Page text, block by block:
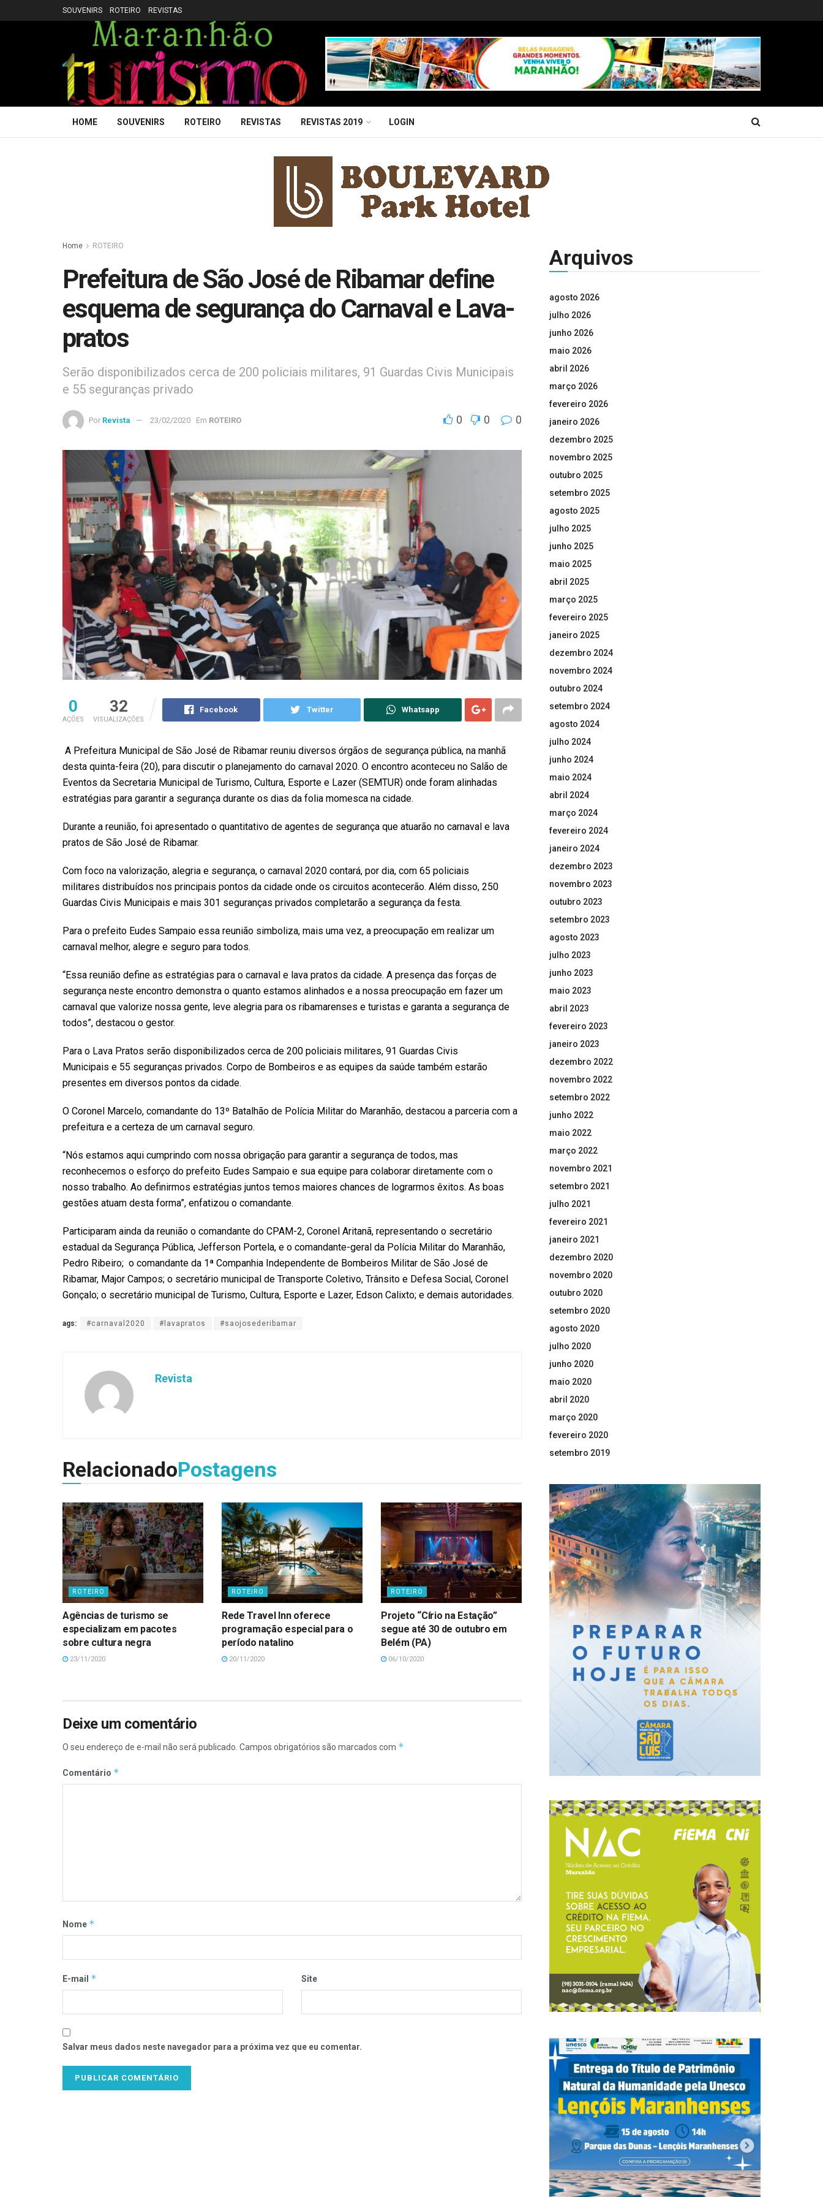
SOUVENIRS ROTEIRO REVISTAS
HOME SOUVENIRS ROTEIRO REVISTAS REVISTAS 2019 LOGIN
Home ROTEIRO
Prefeitura de São José de Ribamar define
esquema de segurança do Carnaval e Lava-
pratos
Serão disponibilizados cerca de 200 policiais militares, 91 Guardas Civis Municipais
e 55 seguranças privado
Por Revista 23/02/2020 Em ROTEIRO 0 0 0
0
AÇÕES
32
VISUALIZAÇÕES
Facebook Twitter Whatsapp
A Prefeitura Municipal de São José de Ribamar reuniu diversos órgãos de segurança pública, na manhã
desta quinta-feira (20), para discutir o planejamento do carnaval 2020. O encontro aconteceu no Salão de
Eventos da Secretaria Municipal de Turismo, Cultura, Esporte e Lazer (SEMTUR) onde foram alinhadas
estratégias para garantir a segurança durante os dias da folia momesca na cidade.
Durante a reunião, foi apresentado o quantitativo de agentes de segurança que atuarão no carnaval e lava
pratos de São José de Ribamar.
Com foco na valorização, alegria e segurança, o carnaval 2020 contará, por dia, com 65 policiais
militares distribuídos nos principais pontos da cidade onde os circuitos acontecerão. Além disso, 250
Guardas Civis Municipais e mais 301 seguranças privados completarão a segurança da festa.
Para o prefeito Eudes Sampaio essa reunião simboliza, mais uma vez, a preocupação em realizar um
carnaval melhor, alegre e seguro para todos.
“Essa reunião define as estratégias para o carnaval e lava pratos da cidade. A presença das forças de
segurança neste encontro demonstra o quanto estamos alinhados e a nossa preocupação em fazer um
carnaval que valorize nossa gente, leve alegria para os ribamarenses e turistas e garanta a segurança de
todos”, destacou o gestor.
Para o Lava Pratos serão disponibilizados cerca de 200 policiais militares, 91 Guardas Civis
Municipais e 55 seguranças privados. Corpo de Bombeiros e as equipes da saúde também estarão
presentes em diversos pontos da cidade.
O Coronel Marcelo, comandante do 13º Batalhão de Polícia Militar do Maranhão, destacou a parceria com a
prefeitura e a certeza de um carnaval seguro.
“Nós estamos aqui cumprindo com nossa obrigação para garantir a segurança de todos, mas
reconhecemos o esforço do prefeito Eudes Sampaio e sua equipe para colaborar diretamente com o
nosso trabalho. Ao definirmos estratégias juntos temos maiores chances de lograrmos êxitos. As boas
gestões atuam desta forma”, enfatizou o comandante.
Participaram ainda da reunião o comandante do CPAM-2, Coronel Aritanã, representando o secretário
estadual da Segurança Pública, Jefferson Portela, e o comandante-geral da Polícia Militar do Maranhão,
Pedro Ribeiro; o comandante da 1ª Companhia Independente de Bombeiros Militar de São José de
Ribamar, Major Campos; o secretário municipal de Transporte Coletivo, Trânsito e Defesa Social, Coronel
Gonçalo; o secretário municipal de Turismo, Cultura, Esporte e Lazer, Edson Calixto; e demais autoridades.
ags: #carnaval2020 #lavapratos #saojosederibamar
Revista
RelacionadoPostagens
ROTEIRO
Agências de turismo se
especializam em pacotes
sobre cultura negra
23/11/2020
ROTEIRO
Rede Travel Inn oferece
programação especial para o
período natalino
20/11/2020
ROTEIRO
Projeto “Círio na Estação”
segue até 30 de outubro em
Belém (PA)
06/10/2020
Deixe um comentário
O seu endereço de e-mail não será publicado. Campos obrigatórios são marcados com *
Comentário *
Nome *
E-mail * Site
Salvar meus dados neste navegador para a próxima vez que eu comentar.
Arquivos
agosto 2026
julho 2026
junho 2026
maio 2026
abril 2026
março 2026
fevereiro 2026
janeiro 2026
dezembro 2025
novembro 2025
outubro 2025
setembro 2025
agosto 2025
julho 2025
junho 2025
maio 2025
abril 2025
março 2025
fevereiro 2025
janeiro 2025
dezembro 2024
novembro 2024
outubro 2024
setembro 2024
agosto 2024
julho 2024
junho 2024
maio 2024
abril 2024
março 2024
fevereiro 2024
janeiro 2024
dezembro 2023
novembro 2023
outubro 2023
setembro 2023
agosto 2023
julho 2023
junho 2023
maio 2023
abril 2023
fevereiro 2023
janeiro 2023
dezembro 2022
novembro 2022
setembro 2022
junho 2022
maio 2022
março 2022
novembro 2021
setembro 2021
julho 2021
fevereiro 2021
janeiro 2021
dezembro 2020
novembro 2020
outubro 2020
setembro 2020
agosto 2020
julho 2020
junho 2020
maio 2020
abril 2020
março 2020
fevereiro 2020
setembro 2019